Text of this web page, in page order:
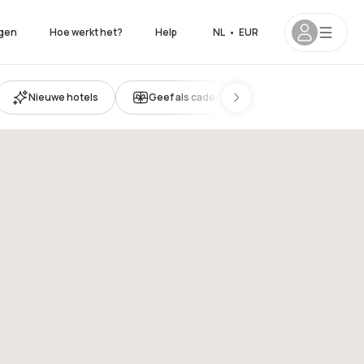
Hoe werkt het? Help NL • EUR
Nieuwe hotels Geef als cadeau